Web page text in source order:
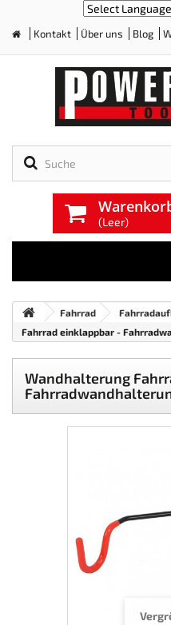
Kontakt Über uns Blog
(Leer)
Fahrrad
Fahrrad einklappbar -
Wandhalterung